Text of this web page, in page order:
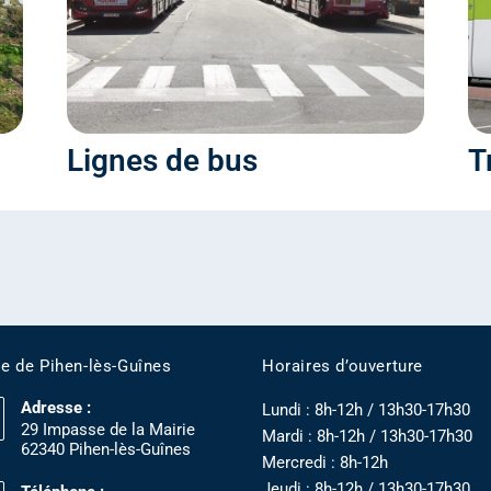
Lignes de bus
de Pihen-lès-Guînes
Adresse :
29 Impasse de la Mairie
62340 Pihen-lès-Guînes
Horaires d’ouverture
Lundi : 8h-12h / 13h30-17h30
Mardi : 8h-12h / 13h30-17h30
Mercredi : 8h-12h